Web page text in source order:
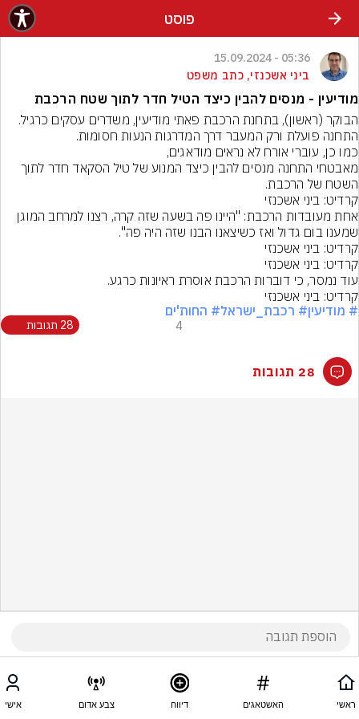
פוסט
05:36 - 15.09.2024
ביני אשכנזי, כתב משפט
מודיעין - מנסים להבין כיצד הטיל חדר לתוך שטח הרכבת
השטח של הרכבת.
קרדיט: ביני אשכנזי
שמענו בום גדול ואז כשיצאנו הבנו שזה היה פה".
קרדיט: ביני אשכנזי
קרדיט: ביני אשכנזי
עוד נמסר, כי דוברות הרכבת אוסרת ראיונות כרגע.
קרדיט: ביני אשכנזי
# מודיעין# רכבת_ישראל# החות'ים
4 28 תגובות
28 תגובות
ראשי האשטאגים דיווח צבע אדום אישי